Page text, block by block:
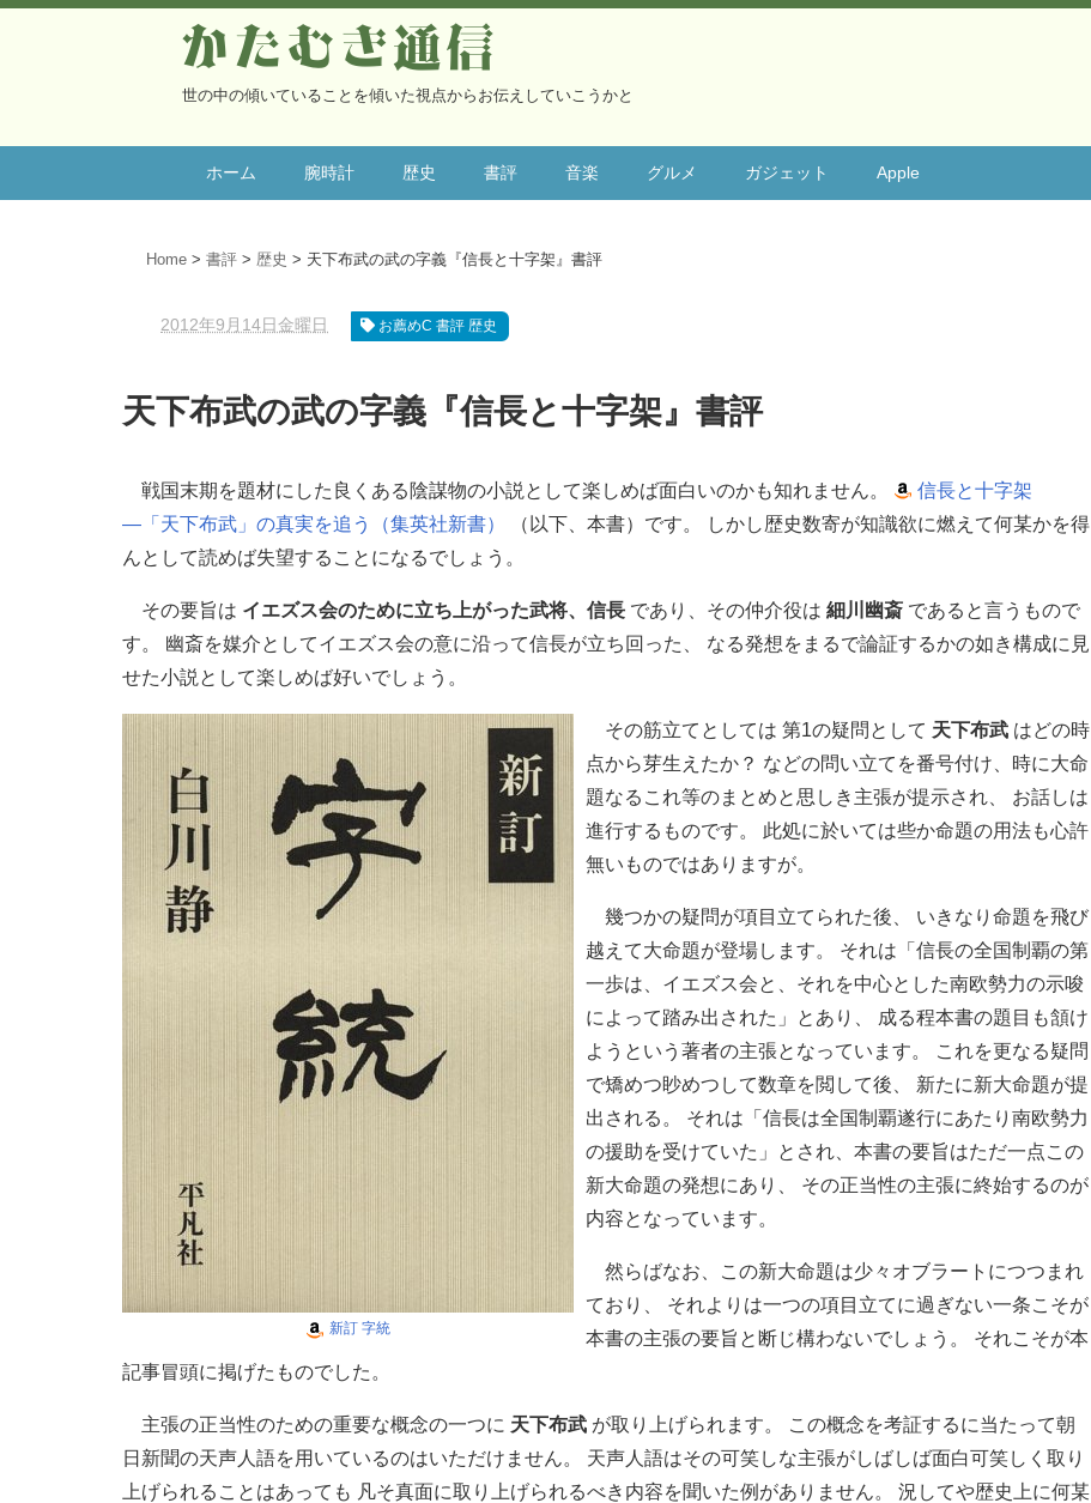
かたむき通信
世の中の傾いていることを傾いた視点からお伝えしていこうかと
ホーム 腕時計 歴史 書評 音楽 グルメ ガジェット Apple
Home 書評 歴史 天下布武の武の字義『信長と十字架』書評
2012年9月14日金曜日 お薦めC 書評 歴史
天下布武の武の字義『信長と十字架』書評
戦国末期を題材にした良くある陰謀物の小説として楽しめば面白いのかも知れません。
信長と十字架
―「天下布武」の真実を追う（集英社新書）
（以下、本書）です。 しかし歴史数寄が知識欲に燃えて何某かを得
んとして読めば失望することになるでしょう。
その要旨は イエズス会のために立ち上がった武将、信長 であり、その仲介役は 細川幽斎 であると言うもので
す。 幽斎を媒介としてイエズス会の意に沿って信長が立ち回った、 なる発想をまるで論証するかの如き構成に見
せた小説として楽しめば好いでしょう。
新訂 字統
その筋立てとしては 第1の疑問として 天下布武 はどの時
点から芽生えたか？ などの問い立てを番号付け、時に大命
題なるこれ等のまとめと思しき主張が提示され、 お話しは
進行するものです。 此処に於いては些か命題の用法も心許
無いものではありますが。
幾つかの疑問が項目立てられた後、 いきなり命題を飛び
越えて大命題が登場します。 それは「信長の全国制覇の第
一歩は、イエズス会と、それを中心とした南欧勢力の示唆
によって踏み出された」とあり、 成る程本書の題目も頷け
ようという著者の主張となっています。 これを更なる疑問
で矯めつ眇めつして数章を閲して後、 新たに新大命題が提
出される。 それは「信長は全国制覇遂行にあたり南欧勢力
の援助を受けていた」とされ、本書の要旨はただ一点この
新大命題の発想にあり、 その正当性の主張に終始するのが
内容となっています。
然らばなお、この新大命題は少々オブラートにつつまれ
ており、 それよりは一つの項目立てに過ぎない一条こそが
本書の主張の要旨と断じ構わないでしょう。 それこそが本
記事冒頭に掲げたものでした。
主張の正当性のための重要な概念の一つに 天下布武 が取り上げられます。 この概念を考証するに当たって朝
日新聞の天声人語を用いているのはいただけません。 天声人語はその可笑しな主張がしばしば面白可笑しく取り
上げられることはあっても 凡そ真面に取り上げられるべき内容を聞いた例がありません。 況してや歴史上に何某